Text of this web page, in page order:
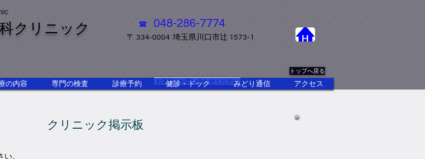
クリニック ☎ 048-286-7774
〒 334-0004 埼玉県川口市辻 1573-1
お気軽にお問い合わせください
の内容 専門の検査 診療予約 健診・ドック みどり通信 アクセス
トップへ戻る
クリニック掲示板
い。